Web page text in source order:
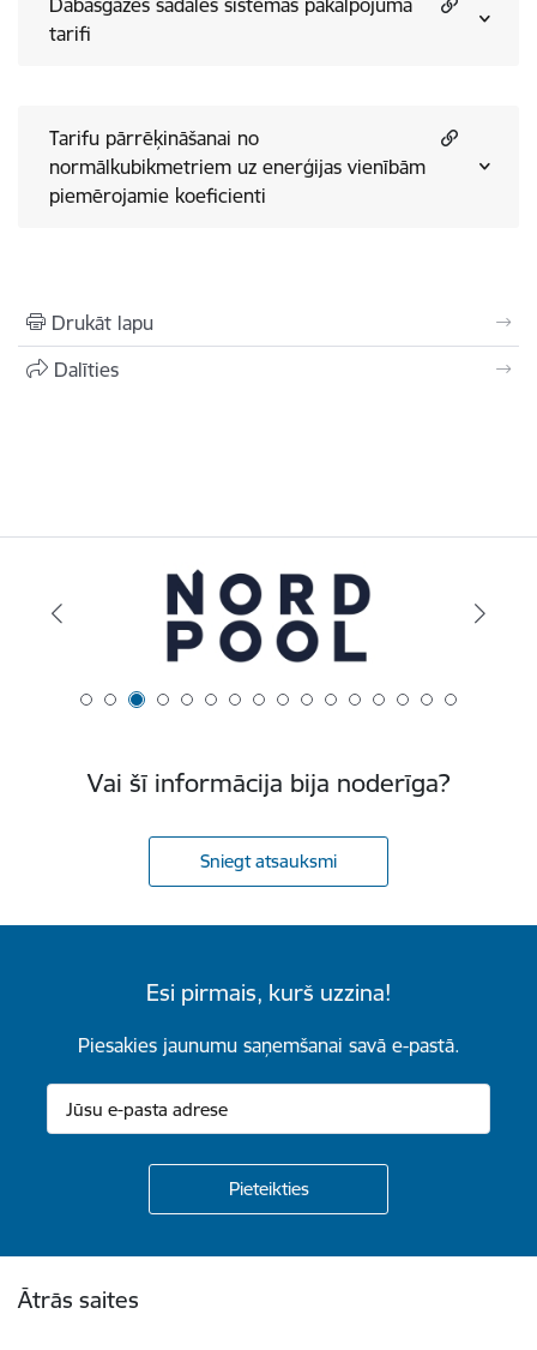
Dabasgāzes sadales sistēmas pakalpojuma
tarifi
Tarifu pārrēķināšanai no
normālkubikmetriem uz enerģijas vienībām
piemērojamie koeficienti
Drukāt lapu
Dalīties
Vai šī informācija bija noderīga?
Sniegt atsauksmi
Esi pirmais, kurš uzzina!
Piesakies jaunumu saņemšanai savā e-pastā.
Ātrās saites